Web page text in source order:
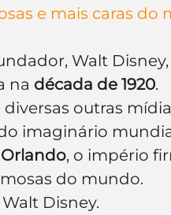
e mais caras do
Walt Disney,
na década de 1920.
outras
imaginário
Orlando, o império
do mundo.
Disney.